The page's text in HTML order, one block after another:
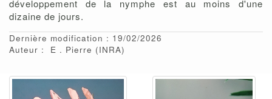
développement de la nymphe est au moins d'une
dizaine de jours.
Dernière modification : 19/02/2026
Auteur :
E Pierre (INRA)